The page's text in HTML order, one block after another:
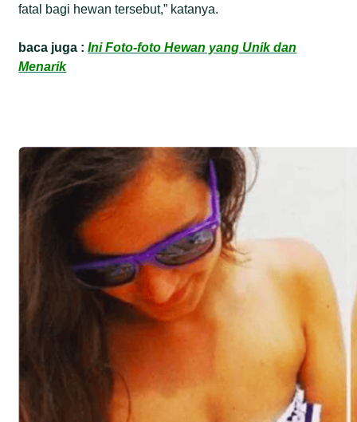
fatal bagi hewan tersebut,” katanya.
baca juga :Ini Foto-foto Hewan yang Unik dan
Menarik